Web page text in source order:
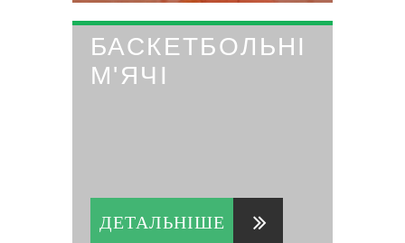
БАСКЕТБОЛЬНІ
М'ЯЧІ
ДЕТАЛЬНІШЕ